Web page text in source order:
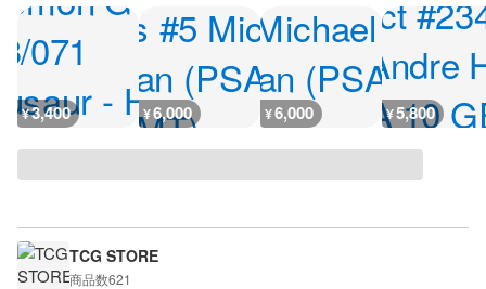
¥3,400 ¥6,000 ¥6,000 ¥5,800
TCG STORE
商品数621